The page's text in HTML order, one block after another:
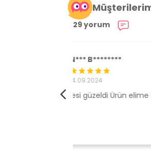
29 yorum
Ürününe sahip
açıklamalar ile
ve kaliteli ,